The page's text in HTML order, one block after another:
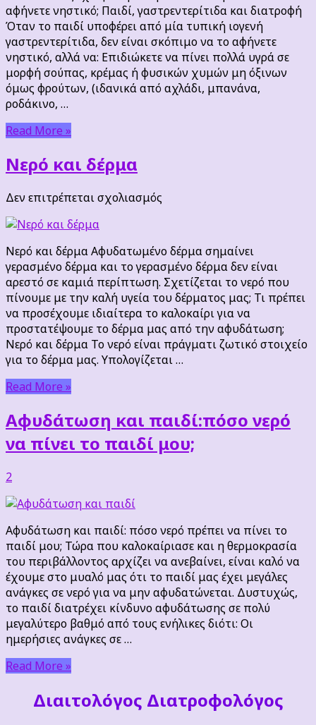
αφήνετε νηστικό; Παιδί, γαστρεντερίτιδα και διατροφή
Όταν το παιδί υποφέρει από μία τυπική ιογενή
γαστρεντερίτιδα, δεν είναι σκόπιμο να το αφήνετε
νηστικό, αλλά να: Επιδιώκετε να πίνει πολλά υγρά σε
μορφή σούπας, κρέμας ή φυσικών χυμών μη όξινων
όμως φρούτων, (ιδανικά από αχλάδι, μπανάνα,
ροδάκινο, …
Read More »
Νερό και δέρμα
Δεν επιτρέπεται σχολιασμός
δέρμα
Νερό και δέρμα Αφυδατωμένο δέρμα σημαίνει
γερασμένο δέρμα και το γερασμένο δέρμα δεν είναι
αρεστό σε καμιά περίπτωση. Σχετίζεται το νερό που
πίνουμε με την καλή υγεία του δέρματος μας; Τι πρέπει
να προσέχουμε ιδιαίτερα το καλοκαίρι για να
προστατέψουμε το δέρμα μας από την αφυδάτωση;
Νερό και δέρμα Το νερό είναι πράγματι ζωτικό στοιχείο
για το δέρμα μας. Υπολογίζεται …
Read More »
Αφυδάτωση και παιδί:πόσο νερό
να πίνει το παιδί μου;
2
Αφυδάτωση και παιδί: πόσο νερό πρέπει να πίνει το
παιδί μου; Τώρα που καλοκαίριασε και η θερμοκρασία
του περιβάλλοντος αρχίζει να ανεβαίνει, είναι καλό να
έχουμε στο μυαλό μας ότι το παιδί μας έχει μεγάλες
ανάγκες σε νερό για να μην αφυδατώνεται. Δυστυχώς,
το παιδί διατρέχει κίνδυνο αφυδάτωσης σε πολύ
μεγαλύτερο βαθμό από τους ενήλικες διότι: Οι
ημερήσιες ανάγκες σε …
Read More »
Διαιτoλόγος Διατροφολόγος